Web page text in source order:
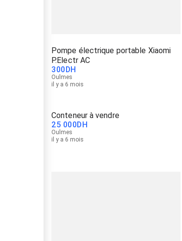
Pompe électrique portable Xiaomi
P.Electr AC
300DH
Oulmes
il y a 6 mois
Conteneur à vendre
25 000DH
Oulmes
il y a 6 mois